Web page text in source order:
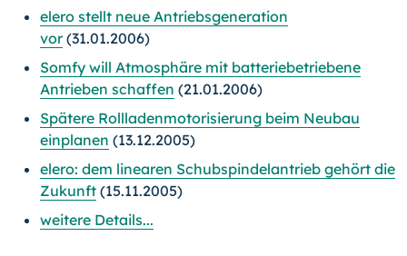
elero stellt neue Antriebsgeneration
vor(31.01.2006)
Somfy will Atmosphäre mit batteriebetriebene
Antrieben schaffen (21.01.2006)
Spätere Rollladenmotorisierung beim Neubau
einplanen (13.12.2005)
elero: dem linearen Schubspindelantrieb gehört die
Zukunft (15.11.2005)
weitere Details...